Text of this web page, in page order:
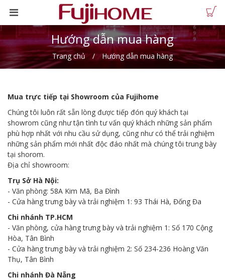
Hướng dẫn mua hàng
Trang chủ Hướng dẫn mua hàng
Mua trực tiếp tại Showroom của Fujihome
Chúng tôi luôn rất sẵn lòng được tiếp đón quý khách tại
showrom cũng như tận tình tư vấn quý khách những sản phẩm
phù hợp nhất với nhu cầu sử dụng, cũng như có thể trải nghiệm
những sản phẩm mới nhất độc đáo nhất mà chúng tôi trung bày
tại shorom.
Địa chỉ showroom:
Trụ Sở Hà Nội:
- Văn phòng: 58A Kim Mã, Ba Đình
- Cửa hàng trưng bày và trải nghiệm 1: 93 Thái Hà, Đống Đa
Chi nhánh TP.HCM
- Văn phòng, cửa hàng trưng bày và trải nghiệm 1: Số 170 Cộng
Hòa, Tân Bình
- Cửa hàng trưng bày và trải nghiệm 2: Số 234-236 Hoàng Văn
Thụ, Tân Bình
Chi nhánh Đà Nẵng